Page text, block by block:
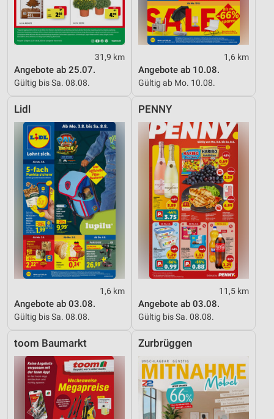
31,9 km
Angebote ab 25.07.
Gültig bis Sa. 08.08.
1,6 km
Angebote ab 10.08.
Gültig ab Mo. 10.08.
Lidl
1,6 km
Angebote ab 03.08.
Gültig bis Sa. 08.08.
PENNY
11,5 km
Angebote ab 03.08.
Gültig bis Sa. 08.08.
toom Baumarkt Zurbrüggen